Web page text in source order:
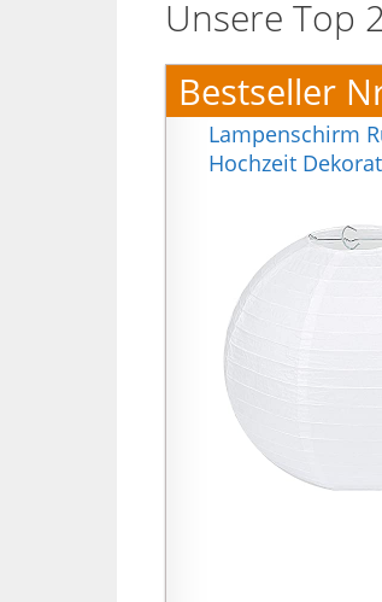
Unsere Top
Bestseller
Lampenschirm
Hochzeit